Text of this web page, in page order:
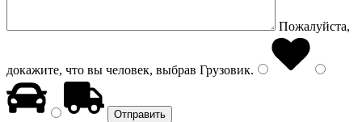
Пожалуйста,
докажите, что вы человек, выбрав Грузовик.